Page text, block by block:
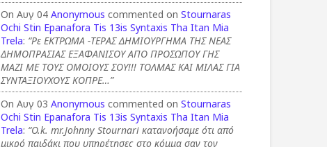
On Αυγ 04Anonymous commented onStournaras
Ochi Stin Epanafora Tis 13is Syntaxis Tha Itan Mia
Trela: “Ρε ΕΚΤΡΩΜΑ -ΤΕΡΑΣ ΔΗΜΙΟΥΡΓΗΜΑ ΤΗΣ ΝΕΑΣ
ΔΗΜΟΠΡΑΣΙΑΣ ΕΞΑΦΑΝΙΣΟΥ ΑΠΟ ΠΡΟΣΩΠΟΥ ΓΗΣ
ΜΑΖΙ ΜΕ ΤΟΥΣ ΟΜΟΙΟΥΣ ΣΟΥ!!! ΤΟΛΜΑΣ ΚΑΙ ΜΙΛΑΣ ΓΙΑ
ΣΥΝΤΑΞΙΟΥΧΟΥΣ ΚΟΠΡΕ…”
On Αυγ 03Anonymous commented onStournaras
Ochi Stin Epanafora Tis 13is Syntaxis Tha Itan Mia
Trela: “O.k. mr.Johnny Stournari κατανοήσαμε ότι από
μικρό παιδάκι που υπηρέτησες στο κόμμα σαν τον